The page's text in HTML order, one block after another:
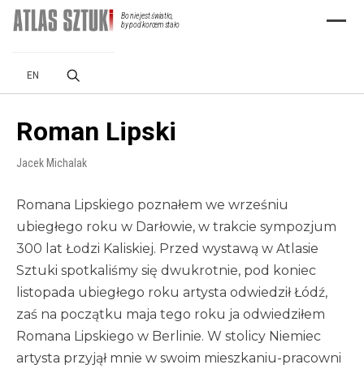
Bo nie jest światło,
by pod korcem stało
EN
Roman Lipski
Jacek Michalak
Romana Lipskiego poznałem we wrześniu
ubiegłego roku w Darłowie, w trakcie sympozjum
300 lat Łodzi Kaliskiej. Przed wystawą w Atlasie
Sztuki spotkaliśmy się dwukrotnie, pod koniec
listopada ubiegłego roku artysta odwiedził Łódź,
zaś na początku maja tego roku ja odwiedziłem
Romana Lipskiego w Berlinie. W stolicy Niemiec
artysta przyjął mnie w swoim mieszkaniu-pracowni